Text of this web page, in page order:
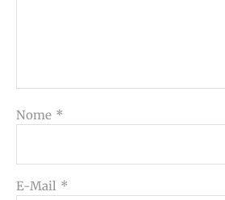
Nome *
E-Mail *